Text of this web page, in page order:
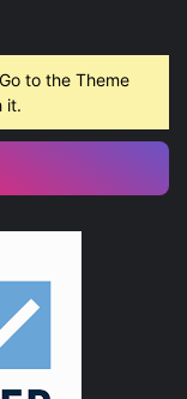
to the Theme
it.